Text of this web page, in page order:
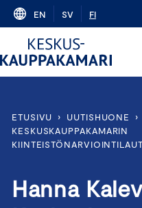
Skip
content
EN SV FI
ETUSIVU › UUTISHUONE ›
KESKUSKAUPPAKAMARIN
Hanna